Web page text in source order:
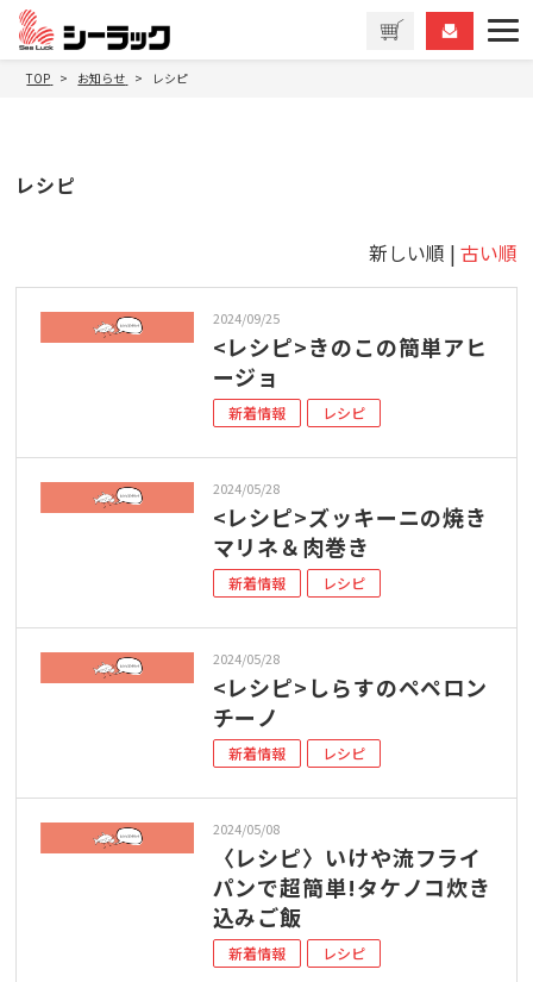
TOP お知らせ レシピ
レシピ
新しい順 | 古い順
2024/09/25
<レシピ>きのこの簡単アヒ
ージョ
新着情報 レシピ
2024/05/28
<レシピ>ズッキーニの焼き
マリネ＆肉巻き
新着情報 レシピ
2024/05/28
<レシピ>しらすのペペロン
チーノ
新着情報 レシピ
2024/05/08
〈レシピ〉いけや流フライ
パンで超簡単!タケノコ炊き
込みご飯
新着情報 レシピ